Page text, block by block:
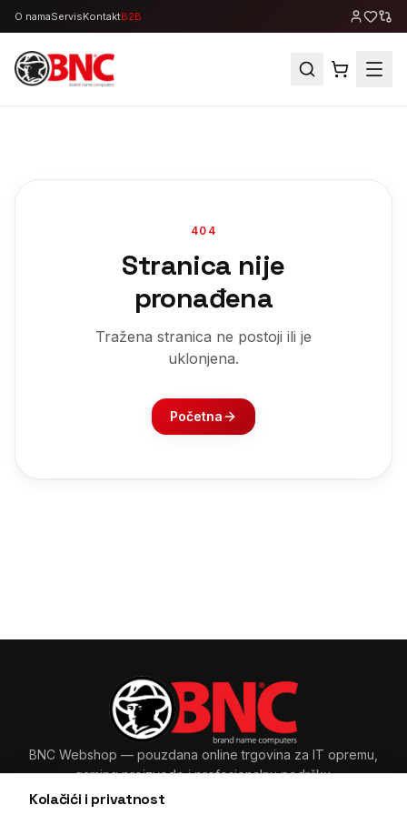
O namaServisKontaktB2B
Kolačići i privatnost
404
Stranica nije
pronađena
Tražena stranica ne postoji ili je
uklonjena.
Početna
BNC Webshop — pouzdana online trgovina za IT opremu,
gaming proizvode i profesionalnu podršku.